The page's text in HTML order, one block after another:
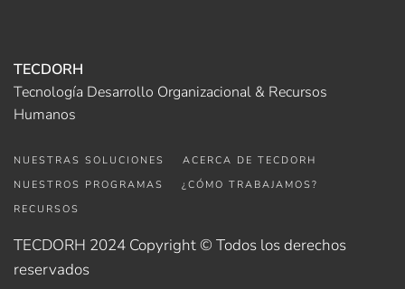
TECDORH
Tecnología Desarrollo Organizacional & Recursos
Humanos
NUESTRAS SOLUCIONES
ACERCA DE TECDORH
NUESTROS PROGRAMAS
¿CÓMO TRABAJAMOS?
RECURSOS
TECDORH 2024 Copyright © Todos los derechos
reservados